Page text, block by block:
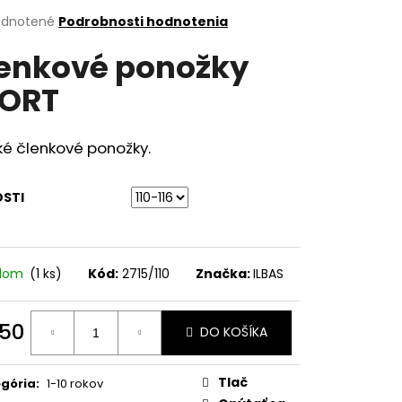
Podrobnosti hodnotenia
ponožky
členkové ponožky.
(1 ks) Kód: 2715/110 Značka:ILBAS
DO KOŠÍKA
: 1-10 rokov
Tlač